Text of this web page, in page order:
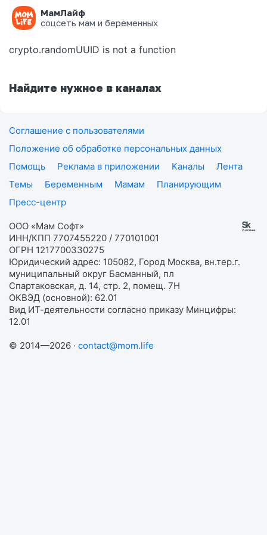
МамЛайф
соцсеть мам и беременных
Ошибка на странице
crypto.randomUUID is not a function
Найдите нужное в каналах
Соглашение с пользователями
Положение об обработке персональных данных
Помощь
Реклама в приложении Каналы
Лента
Темы
Беременным Мамам
Планирующим
Пресс-центр
ООО «Мам Софт»
ИНН/КПП 7707455220 / 770101001
ОГРН 1217700330275
Юридический адрес: 105082, Город Москва, вн.тер.г.
муниципальный округ Басманный, пл
Спартаковская, д. 14, стр. 2, помещ. 7Н
ОКВЭД (основной): 62.01
Вид ИТ-деятельности согласно приказу Минцифры:
12.01
© 2014—2026 · contact@mom.life